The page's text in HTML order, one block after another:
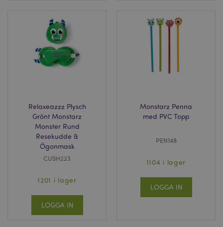
Relaxeazzz Plysch
Grönt Monstarz
Monster Rund
Resekudde &
Ögonmask
CUSH223
1201 i lager
LOGGA IN
Monstarz Penna
med PVC Topp
PEN148
1104 i lager
LOGGA IN